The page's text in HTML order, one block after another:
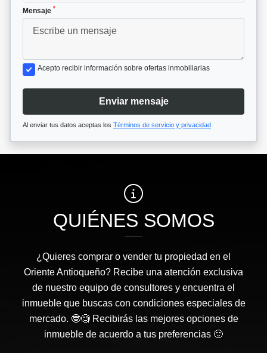
Mensaje *
Acepto recibir información sobre ofertas inmobiliarias
Enviar mensaje
Al enviar tus datos aceptas los Términos de servicio y privacidad
QUIÉNES SOMOS
¿Quieres comprar o vender tu propiedad en el
Oriente Antioqueño? Recibe una atención exclusiva
de nuestro equipo de consultores y encuentra el
inmueble que buscas con condiciones especiales de
mercado. 🤓🧐 Recibirás las mejores opciones de
inmueble de acuerdo a tus preferencias 🙂